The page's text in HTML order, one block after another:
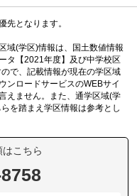
先となります。
域(学区)情報は、国土数値情報
タ【2021年度】及び中学校区
で、記載情報が現在の学区域
ンロードサービスのWEBサイ
えません。また、通学区域(学
を踏まえ学区情報は参考とし
こちら